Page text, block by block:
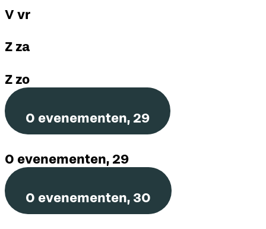
V vr
Zza
Zzo
0 evenementen, 29
0 evenementen, 29
0 evenementen, 30